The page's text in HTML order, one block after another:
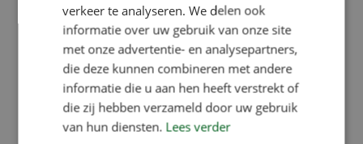
verkeer te analyseren. We delen ook
informatie over uw gebruik van onze site
met onze advertentie- en analysepartners,
die deze kunnen combineren met andere
informatie die u aan hen heeft verstrekt of
die zij hebben verzameld door uw gebruik
van hun diensten. Lees verder